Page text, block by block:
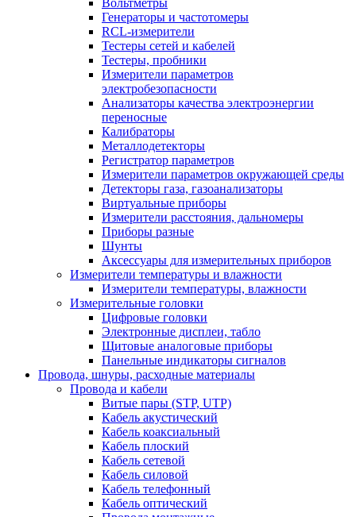
Генераторы и частотомеры
RCL-измерители
Тестеры сетей и кабелей
Тестеры, пробники
Измерители параметров
электробезопасности
Анализаторы качества электроэнергии
переносные
Калибраторы
Металлодетекторы
Регистратор параметров
Измерители параметров окружающей среды
Детекторы газа, газоанализаторы
Виртуальные приборы
Измерители расстояния, дальномеры
Приборы разные
Шунты
Аксессуары для измерительных приборов
Измерители температуры и влажности
Измерители температуры, влажности
Измерительные головки
Цифровые головки
Электронные дисплеи, табло
Щитовые аналоговые приборы
Панельные индикаторы сигналов
Провода, шнуры, расходные материалы
Провода и кабели
Витые пары (STP, UTP)
Кабель акустический
Кабель коаксиальный
Кабель плоский
Кабель сетевой
Кабель силовой
Кабель телефонный
Кабель оптический